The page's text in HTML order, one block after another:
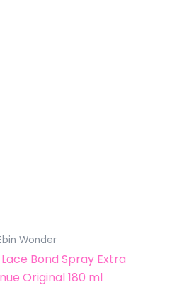
Wonder
Bond Spray Extra
Original 180 ml